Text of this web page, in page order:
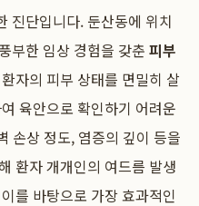
진단입니다. 둔산동에 위치
부한 임상 경험을 갖춘 피부
자의 피부 상태를 면밀히 살
육안으로 확인하기 어려운
손상 정도, 염증의 깊이 등을
환자 개개인의 여드름 발생
를 바탕으로 가장 효과적인